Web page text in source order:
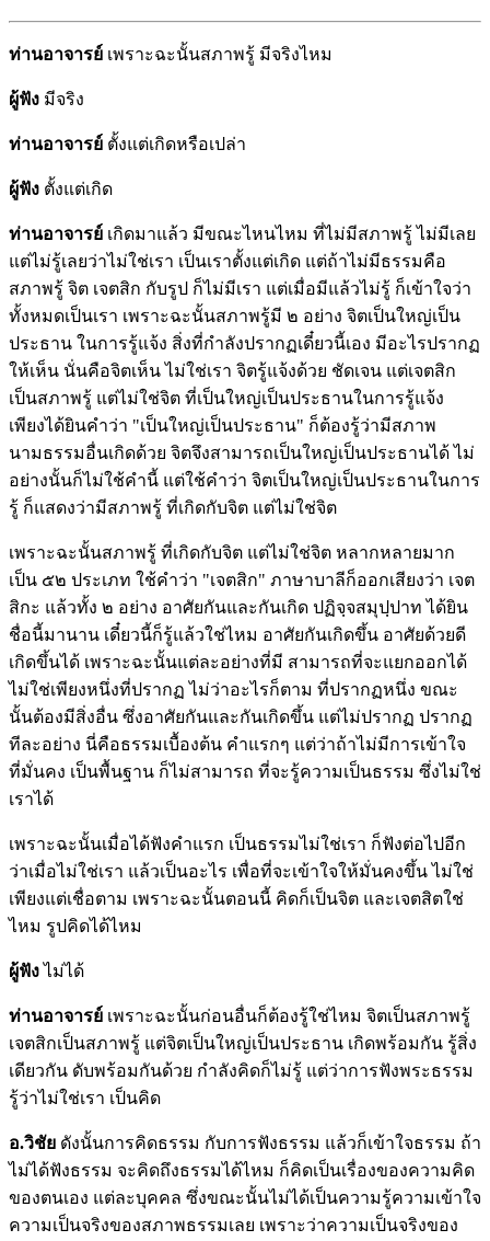
ท่านอาจารย์ เพราะฉะนั้นสภาพรู้ มีจริงไหม
ผู้ฟัง มีจริง
ท่านอาจารย์ ตั้งแต่เกิดหรือเปล่า
ผู้ฟัง ตั้งแต่เกิด
ท่านอาจารย์ เกิดมาแล้ว มีขณะไหนไหม ที่ไม่มีสภาพรู้ ไม่มีเลย
แต่ไม่รู้เลยว่าไม่ใช่เรา เป็นเราตั้งแต่เกิด แต่ถ้าไม่มีธรรมคือ
สภาพรู้ จิต เจตสิก กับรูป ก็ไม่มีเรา แต่เมื่อมีแล้วไม่รู้ ก็เข้าใจว่า
ทั้งหมดเป็นเรา เพราะฉะนั้นสภาพรู้มี ๒ อย่าง จิตเป็นใหญ่เป็น
ประธาน ในการรู้แจ้ง สิ่งที่กำลังปรากฏเดี๋ยวนี้เอง มีอะไรปรากฏ
ให้เห็น นั่นคือจิตเห็น ไม่ใช่เรา จิตรู้แจ้งด้วย ชัดเจน แต่เจตสิก
เป็นสภาพรู้ แต่ไม่ใช่จิต ที่เป็นใหญ่เป็นประธานในการรู้แจ้ง
เพียงได้ยินคำว่า "เป็นใหญ่เป็นประธาน" ก็ต้องรู้ว่ามีสภาพ
นามธรรมอื่นเกิดด้วย จิตจึงสามารถเป็นใหญ่เป็นประธานได้ ไม่
อย่างนั้นก็ไม่ใช้คำนี้ แต่ใช้คำว่า จิตเป็นใหญ่เป็นประธานในการ
รู้ ก็แสดงว่ามีสภาพรู้ ที่เกิดกับจิต แต่ไม่ใช่จิต
เพราะฉะนั้นสภาพรู้ ที่เกิดกับจิต แต่ไม่ใช่จิต หลากหลายมาก
เป็น ๕๒ ประเภท ใช้คำว่า "เจตสิก" ภาษาบาลีก็ออกเสียงว่า เจต
สิกะ แล้วทั้ง ๒ อย่าง อาศัยกันและกันเกิด ปฏิจฺจสมุปฺปาท ได้ยิน
ชื่อนี้มานาน เดี๋ยวนี้ก็รู้แล้วใช่ไหม อาศัยกันเกิดขึ้น อาศัยด้วยดี
เกิดขึ้นได้ เพราะฉะนั้นแต่ละอย่างที่มี สามารถที่จะแยกออกได้
ไม่ใช่เพียงหนึ่งที่ปรากฏ ไม่ว่าอะไรก็ตาม ที่ปรากฏหนึ่ง ขณะ
นั้นต้องมีสิ่งอื่น ซึ่งอาศัยกันและกันเกิดขึ้น แต่ไม่ปรากฏ ปรากฏ
ทีละอย่าง นี่คือธรรมเบื้องต้น คำแรกๆ แต่ว่าถ้าไม่มีการเข้าใจ
ที่มั่นคง เป็นพื้นฐาน ก็ไม่สามารถ ที่จะรู้ความเป็นธรรม ซึ่งไม่ใช่
เราได้
เพราะฉะนั้นเมื่อได้ฟังคำแรก เป็นธรรมไม่ใช่เรา ก็ฟังต่อไปอีก
ว่าเมื่อไม่ใช่เรา แล้วเป็นอะไร เพื่อที่จะเข้าใจให้มั่นคงขึ้น ไม่ใช่
เพียงแต่เชื่อตาม เพราะฉะนั้นตอนนี้ คิดก็เป็นจิต และเจตสิตใช่
ไหม รูปคิดได้ไหม
ผู้ฟังไม่ได้
ท่านอาจารย์ เพราะฉะนั้นก่อนอื่นก็ต้องรู้ใช่ไหม จิตเป็นสภาพรู้
เจตสิกเป็นสภาพรู้ แต่จิตเป็นใหญ่เป็นประธาน เกิดพร้อมกัน รู้สิ่ง
เดียวกัน ดับพร้อมกันด้วย กำลังคิดก็ไม่รู้ แต่ว่าการฟังพระธรรม
รู้ว่าไม่ใช่เรา เป็นคิด
อ.วิชัย ดังนั้นการคิดธรรม กับการฟังธรรม แล้วก็เข้าใจธรรม ถ้า
ไม่ได้ฟังธรรม จะคิดถึงธรรมได้ไหม ก็คิดเป็นเรื่องของความคิด
ของตนเอง แต่ละบุคคล ซึ่งขณะนั้นไม่ได้เป็นความรู้ความเข้าใจ
ความเป็นจริงของสภาพธรรมเลย เพราะว่าความเป็นจริงของ